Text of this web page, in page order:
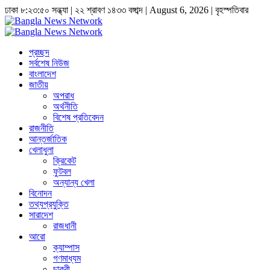
ঢাকা ৮:২৩:৫১ সন্ধ্যা| ২২ শ্রাবণ ১৪৩৩ বঙ্গাব্দ | August 6, 2026| বৃহস্পতিবার
প্রচ্ছদ
সর্বশেষ নিউজ
বাংলাদেশ
জাতীয়
অপরাধ
অর্থনীতি
বিশেষ প্রতিবেদন
রাজনীতি
আন্তর্জাতিক
খেলাধুলা
ক্রিকেট
ফুটবল
অন্যান্য খেলা
বিনোদন
তথ্যপ্রযুক্তি
সারাদেশ
রাজধানী
আরো
ক্যাম্পাস
গণমাধ্যম